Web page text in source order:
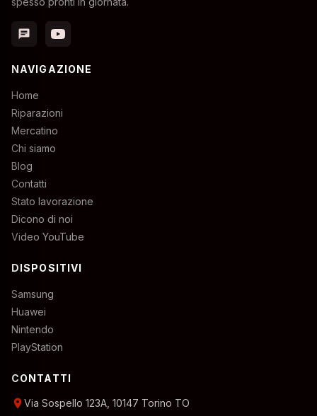
chat
NAVIGAZIONE
Home
Riparazioni
Mercatino
Chi siamo
Blog
Contatti
Stato lavorazione
Dicono di noi
Video YouTube
DISPOSITIVI
Samsung
Huawei
Nintendo
PlayStation
CONTATTI
location_onVia Sospello 123A, 10147 Torino TO